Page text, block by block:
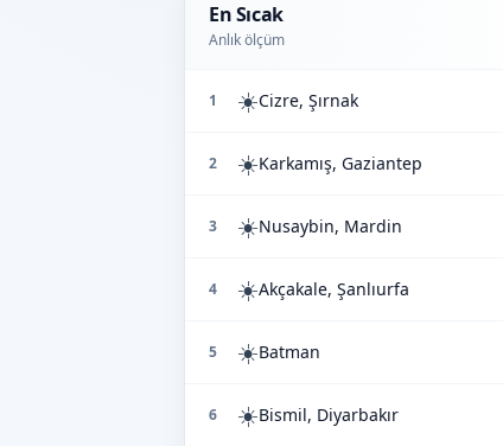
En Sıcak
Anlık ölçüm
1 ☀️Cizre, Şırnak
2 ☀️Karkamış, Gaziantep
3 ☀️Nusaybin, Mardin
4 ☀️Akçakale, Şanlıurfa
5 ☀️Batman
6 ☀️Bismil, Diyarbakır